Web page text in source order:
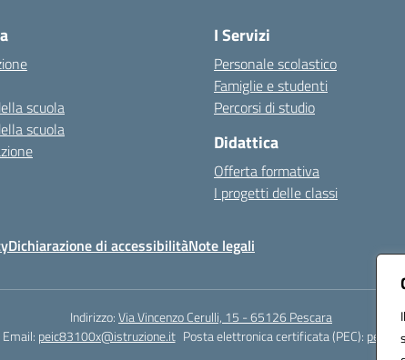
scuola
scuola
I Servizi
Personale scolastico
Famiglie e studenti
Percorsi di studio
Didattica
Offerta formativa
I progetti delle classi
Dichiarazione di accessibilitàNote legali
Indirizzo:Via Vincenzo Cerulli, 15 - 65126 Pescara
Email: peic83100x@istruzione.it Posta elettronica certificata (PEC):